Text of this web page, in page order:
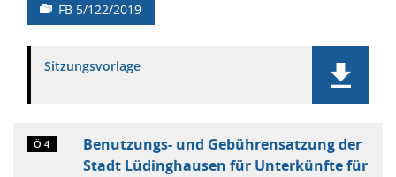
FB 5/122/2019
Sitzungsvorlage
Ö 4
Benutzungs- und Gebührensatzung der
Stadt Lüdinghausen für Unterkünfte für